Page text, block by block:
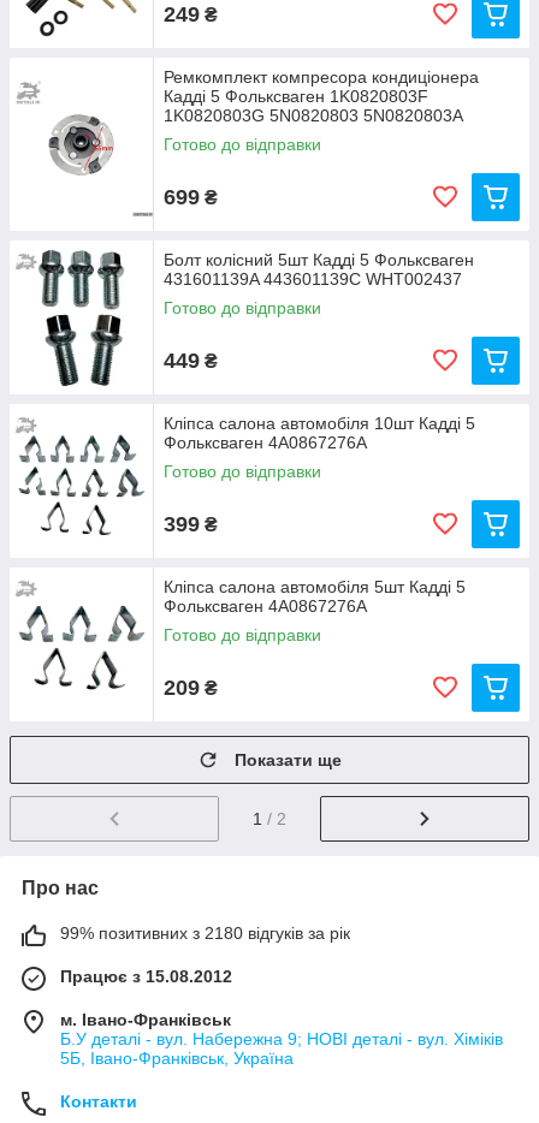
249 ₴
Ремкомплект компресора кондиціонера
Кадді 5 Фольксваген 1K0820803F
1K0820803G 5N0820803 5N0820803A
Готово до відправки
699 ₴
Болт колісний 5шт Кадді 5 Фольксваген
431601139A 443601139C WHT002437
Готово до відправки
449 ₴
Кліпса салона автомобіля 10шт Кадді 5
Фольксваген 4A0867276A
Готово до відправки
399 ₴
Кліпса салона автомобіля 5шт Кадді 5
Фольксваген 4A0867276A
Готово до відправки
209 ₴
Показати ще
1 / 2
Про нас
99% позитивних з 2180 відгуків за рік
Працює з 15.08.2012
м. Івано-Франківськ
Б.У деталі - вул. Набережна 9; НОВІ деталі - вул. Хіміків
5Б, Івано-Франківськ, Україна
Контакти